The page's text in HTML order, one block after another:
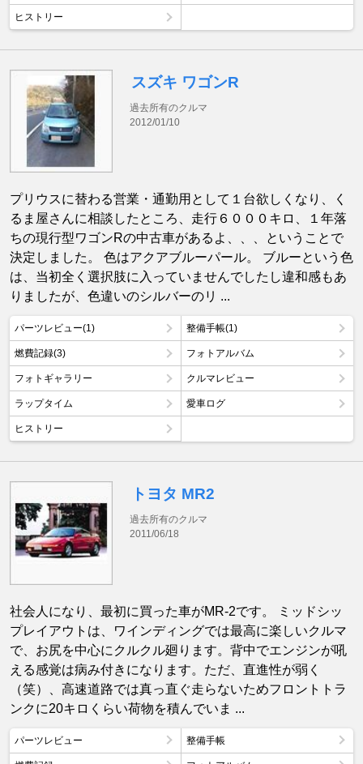
ヒストリー
スズキ ワゴンR
過去所有のクルマ
2012/01/10
プリウスに替わる営業・通勤用として１台欲しくなり、く
るま屋さんに相談したところ、走行６０００キロ、１年落
ちの現行型ワゴンRの中古車があるよ、、、ということで
決定しました。 色はアクアブルーパール。 ブルーという色
は、当初全く選択肢に入っていませんでしたし違和感もあ
りましたが、色違いのシルバーのリ ...
パーツレビュー(1) 整備手帳(1)
燃費記録(3) フォトアルバム
フォトギャラリー クルマレビュー
ラップタイム 愛車ログ
ヒストリー
トヨタ MR2
過去所有のクルマ
2011/06/18
社会人になり、最初に買った車がMR-2です。 ミッドシッ
プレイアウトは、ワインディングでは最高に楽しいクルマ
で、お尻を中心にクルクル廻ります。背中でエンジンが吼
える感覚は病み付きになります。ただ、直進性が弱く
（笑）、高速道路では真っ直ぐ走らないためフロントトラ
ンクに20キロくらい荷物を積んでいま ...
パーツレビュー 整備手帳